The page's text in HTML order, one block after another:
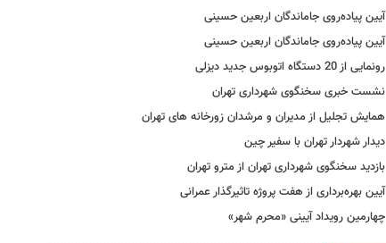
آیین پیاده‌روی جاماندگان اربعین حسینی
آیین پیاده‌روی جاماندگان اربعین حسینی
رونمایی از 20 دستگاه اتوبوس جدید دیزلی
نشست خبری سخنگوی شهرداری تهران
همایش تجلیل از مدیران و مرشدان زورخانه های تهران
دیدار شهردار تهران با سفیر چین
بازدید سخنگوی شهرداری تهران از مترو تهران
آیین‌ بهره‌برداری از هفت پروژه تاثیرگذار عمرانی
چهارمین رویداد آیینی «محرم شهر»